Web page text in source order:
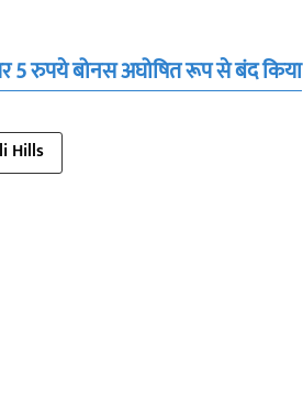
5 रुपये बोनस अघोषित रूप से बंद किया
Hills